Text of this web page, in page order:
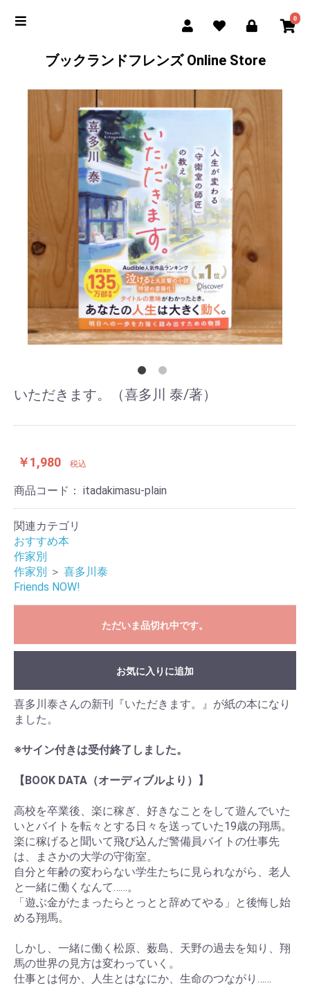
0
ブックランドフレンズ Online Store
いただきます。（喜多川 泰/著）
￥1,980 税込
商品コード： itadakimasu-plain
関連カテゴリ
おすすめ本
作家別
作家別 ＞ 喜多川泰
Friends NOW!
ただいま品切れ中です。
お気に入りに追加
喜多川泰さんの新刊『いただきます。』が紙の本になり
ました。
※サイン付きは受付終了しました。
【BOOK DATA（オーディブルより）】
高校を卒業後、楽に稼ぎ、好きなことをして遊んでいた
いとバイトを転々とする日々を送っていた19歳の翔馬。
楽に稼げると聞いて飛び込んだ警備員バイトの仕事先
は、まさかの大学の守衛室。
自分と年齢の変わらない学生たちに見られながら、老人
と一緒に働くなんて……。
「遊ぶ金がたまったらとっとと辞めてやる」と後悔し始
める翔馬。
しかし、一緒に働く松原、薮島、天野の過去を知り、翔
馬の世界の見方は変わっていく。
仕事とは何か、人生とはなにか、生命のつながり……